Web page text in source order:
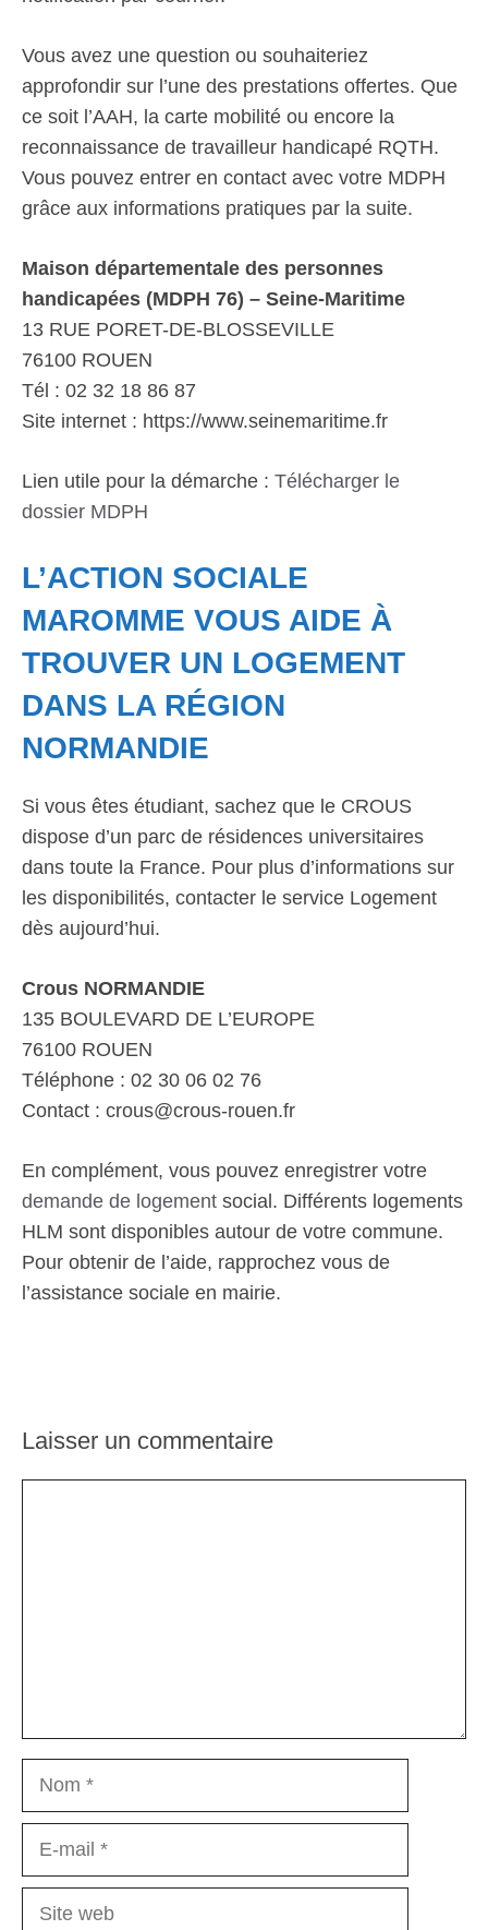
Vous avez une question ou souhaiteriez
approfondir sur l’une des prestations offertes. Que
ce soit l’AAH, la carte mobilité ou encore la
reconnaissance de travailleur handicapé RQTH.
Vous pouvez entrer en contact avec votre MDPH
grâce aux informations pratiques par la suite.
Maison départementale des personnes
handicapées (MDPH 76) – Seine-Maritime
13 RUE PORET-DE-BLOSSEVILLE
76100 ROUEN
Tél : 02 32 18 86 87
Site internet : https://www.seinemaritime.fr
Lien utile pour la démarche : Télécharger le
dossier MDPH
L’ACTION SOCIALE
MAROMME VOUS AIDE À
TROUVER UN LOGEMENT
DANS LA RÉGION
NORMANDIE
Si vous êtes étudiant, sachez que le CROUS
dispose d’un parc de résidences universitaires
dans toute la France. Pour plus d’informations sur
les disponibilités, contacter le service Logement
dès aujourd’hui.
Crous NORMANDIE
135 BOULEVARD DE L’EUROPE
76100 ROUEN
Téléphone : 02 30 06 02 76
Contact : crous@crous-rouen.fr
En complément, vous pouvez enregistrer votre
demande de logement social. Différents logements
HLM sont disponibles autour de votre commune.
Pour obtenir de l’aide, rapprochez vous de
l’assistance sociale en mairie.
Laisser un commentaire
Nom
Site